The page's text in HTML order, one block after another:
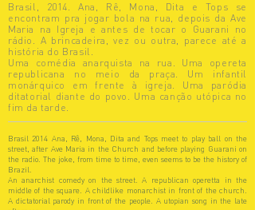
Brasil, 2014. Ana, Rê, Mona, Dita e Tops se
encontram pra jogar bola na rua, depois da Ave
Maria na Igreja e antes de tocar o Guarani no
rádio. A brincadeira, vez ou outra, parece até a
história do Brasil.
Uma comédia anarquista na rua. Uma opereta
republicana no meio da praça. Um infantil
monárquico em frente à igreja. Uma paródia
ditatorial diante do povo. Uma canção utópica no
fim da tarde.
Brasil 2014 Ana, Rê, Mona, Dita and Tops meet to play ball on the
street, after Ave Maria in the Church and before playing Guarani on
the radio. The joke, from time to time, even seems to be the history of
Brazil.
An anarchist comedy on the street. A republican operetta in the
middle of the square. A childlike monarchist in front of the church.
A dictatorial parody in front of the people. A utopian song in the late